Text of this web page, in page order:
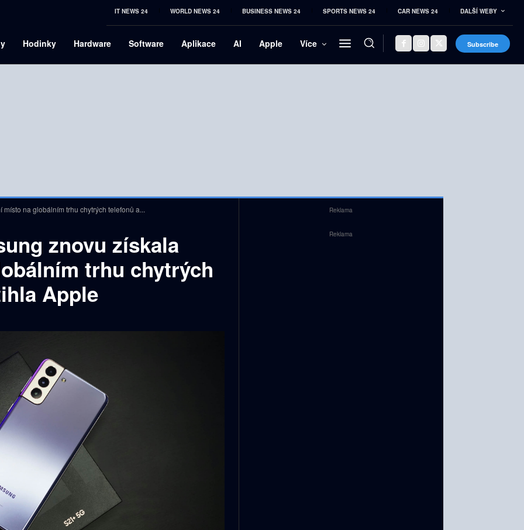
IT NEWS 24 WORLD NEWS 24 BUSINESS NEWS 24 SPORTS NEWS 24 CAR NEWS 24 DALŠÍ WEBY
Hodinky Hardware Software Aplikace AI Apple Více Subscribe
na globálním trhu chytrých telefonů a...
znovu získala
trhu chytrých
Apple
Reklama
Reklama